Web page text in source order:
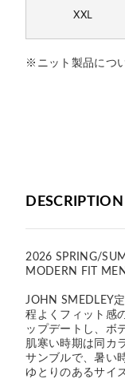
XXL
※ニット製品につ
DESCRIPTION
2026 SPRING/
MODERN FIT
JOHN SMEDLEY
程よくフィット感
ップデートし、ボ
肌寒い時期は同カ
サンブルで、暑い
ゆとりのあるサイ